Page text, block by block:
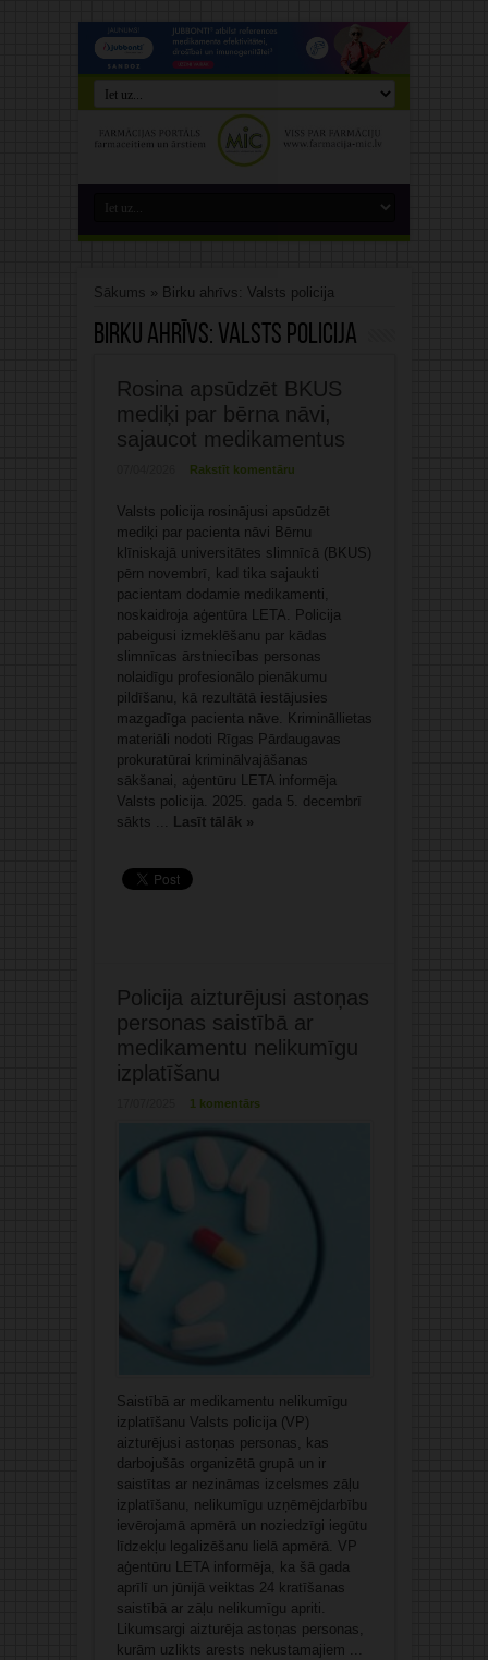
Sākums » Birku ahrīvs: Valsts policija
Birku ahrīvs: Valsts policija
Rosina apsūdzēt BKUS
mediķi par bērna nāvi,
sajaucot medikamentus
Rakstīt komentāru
Valsts policija rosinājusi apsūdzēt
mediķi par pacienta nāvi Bērnu
klīniskajā universitātes slimnīcā (BKUS)
pērn novembrī, kad tika sajaukti
pacientam dodamie medikamenti,
noskaidroja aģentūra LETA. Policija
pabeigusi izmeklēšanu par kādas
slimnīcas ārstniecības personas
nolaidīgu profesionālo pienākumu
pildīšanu, kā rezultātā iestājusies
mazgadīga pacienta nāve. Krimināllietas
materiāli nodoti Rīgas Pārdaugavas
prokuratūrai kriminālvajāšanas
sākšanai, aģentūru LETA informēja
Valsts policija. 2025. gada 5. decembrī
sākts ... Lasīt tālāk »
Policija aizturējusi astoņas
personas saistībā ar
medikamentu nelikumīgu
izplatīšanu
1 komentārs
Saistībā ar medikamentu nelikumīgu
izplatīšanu Valsts policija (VP)
aizturējusi astoņas personas, kas
darbojušās organizētā grupā un ir
saistītas ar nezināmas izcelsmes zāļu
izplatīšanu, nelikumīgu uzņēmējdarbību
ievērojamā apmērā un noziedzīgi iegūtu
līdzekļu legalizēšanu lielā apmērā. VP
aģentūru LETA informēja, ka šā gada
aprīlī un jūnijā veiktas 24 kratīšanas
saistībā ar zāļu nelikumīgu apriti.
Likumsargi aizturēja astoņas personas,
kurām uzlikts arests nekustamajiem ...